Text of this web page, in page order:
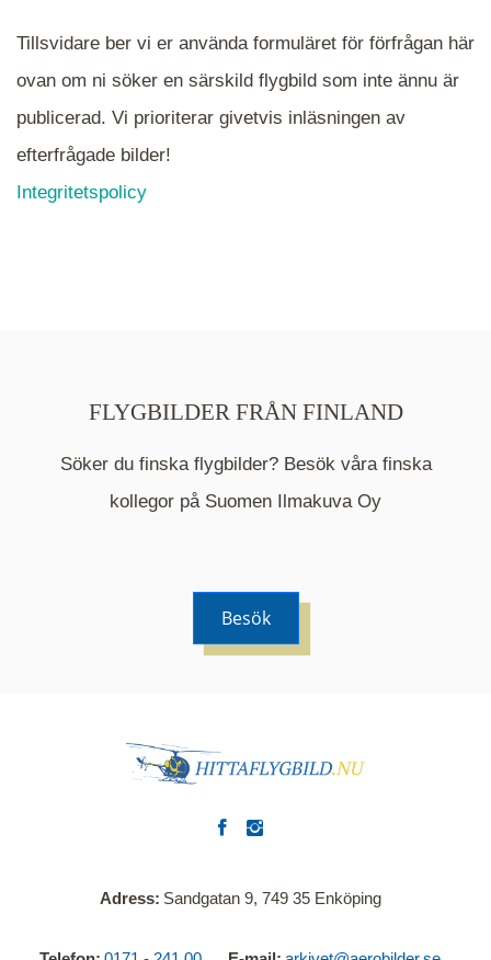
Mappen är en medelpunkt över fotat område och
kommer nu visa de fastigheter som finns just här.
Tillsvidare ber vi er använda formuläret för förfrågan här
ovan om ni söker en särskild flygbild som inte ännu är
publicerad. Vi prioriterar givetvis inläsningen av
efterfrågade bilder!
Integritetspolicy
FLYGBILDER FRÅN FINLAND
Söker du finska flygbilder? Besök våra finska
kollegor på Suomen Ilmakuva Oy
Besök
Adress Sandgatan 9, 749 35 Enköping